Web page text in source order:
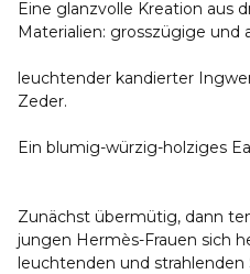
Eine glanzvolle Kreation aus
Materialien: grosszügige
leuchtender kandierter
Zeder.
Ein blumig-würzig-holziges
Zunächst übermütig, dann
jungen Hermès-Frauen sich
leuchtenden und strahlenden